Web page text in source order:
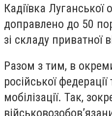
Кадіївка Луганської
доправлено до 50
зі складу приватної
Разом з тим, в
російської
мобілізації. Так,